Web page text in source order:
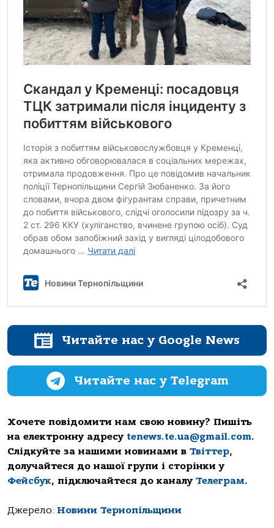
Читайте нас у Google News
Читайте нас у Telegram
Хочете повідомити нам свою новину? Пишіть
на електронну адресу tenews.te.ua@gmail.com.
Слідкуйте за нашими новинами в Твіттер,
долучайтеся до нашої групи і сторінки у
Фейсбук, підключайтеся до каналу Телеграм.
Джерело: Новини Тернопільщини